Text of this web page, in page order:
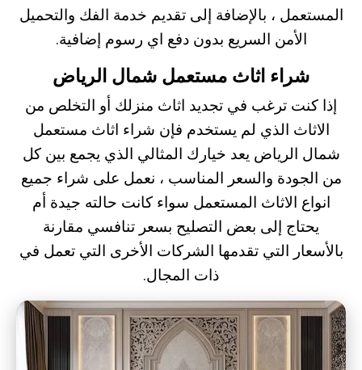
المستعمل ، بالإضافة إلى تقديم خدمة الفك والتحميل
الأمن السريع بدون دفع اي رسوم إضافية.
شراء اثاث مستعمل شمال الرياض
إذا كنت ترغب في تجديد اثاث منزلك أو التخلص من
الاثاث الذي لم يستخدم فإن شراء اثاث مستعمل
شمال الرياض يعد خيارك المثالي الذي يجمع بين كل
من الجودة والسعر المناسب ، نعمل على شراء جميع
انواع الاثاث المستعمل سواء كانت حالته جيدة أم
يحتاج إلى بعض التصليح بسعر تنافسي مقارنة
بالأسعار التي تقدمها الشركات الأخرى التي تعمل في
ذات المجال.